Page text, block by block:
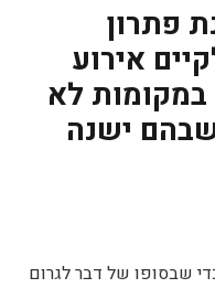
פתרון
אירוע
לא
שבהם ישנה
שבסופו של דבר לגרום